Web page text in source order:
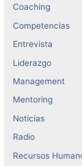
Coaching
Competencias
Entrevista
Liderazgo
Management
Mentoring
Noticias
Radio
Recursos